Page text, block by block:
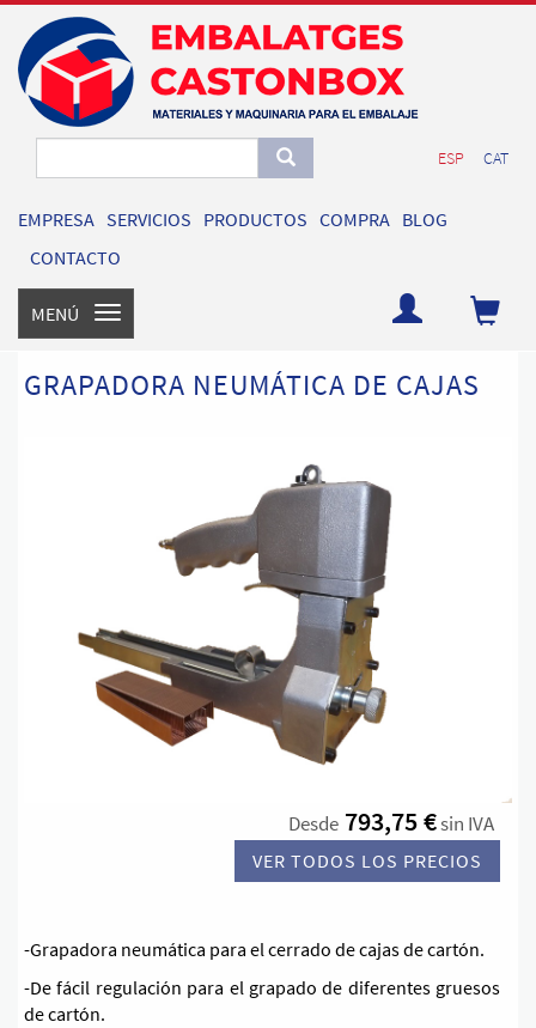
ESP CAT
EMPRESA SERVICIOS PRODUCTOS COMPRA BLOG
CONTACTO
MENÚ
Toggle
navigation
GRAPADORA NEUMÁTICA DE CAJAS
Desde 793,75 €sin IVA
VER TODOS LOS PRECIOS
-Grapadora neumática para el cerrado de cajas de cartón.
-De fácil regulación para el grapado de diferentes gruesos
de cartón.